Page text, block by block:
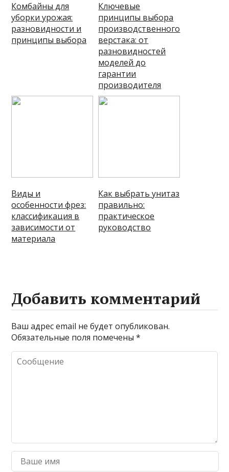
Комбайны для
уборки урожая:
разновидности и
принципы выбора
Ключевые
принципы выбора
производственного
верстака: от
разновидностей
моделей до
гарантии
производителя
Виды и
особенности фрез:
классификация в
зависимости от
материала
Как выбрать унитаз
правильно:
практическое
руководство
Добавить комментарий
Ваш адрес email не будет опубликован.
Обязательные поля помечены*